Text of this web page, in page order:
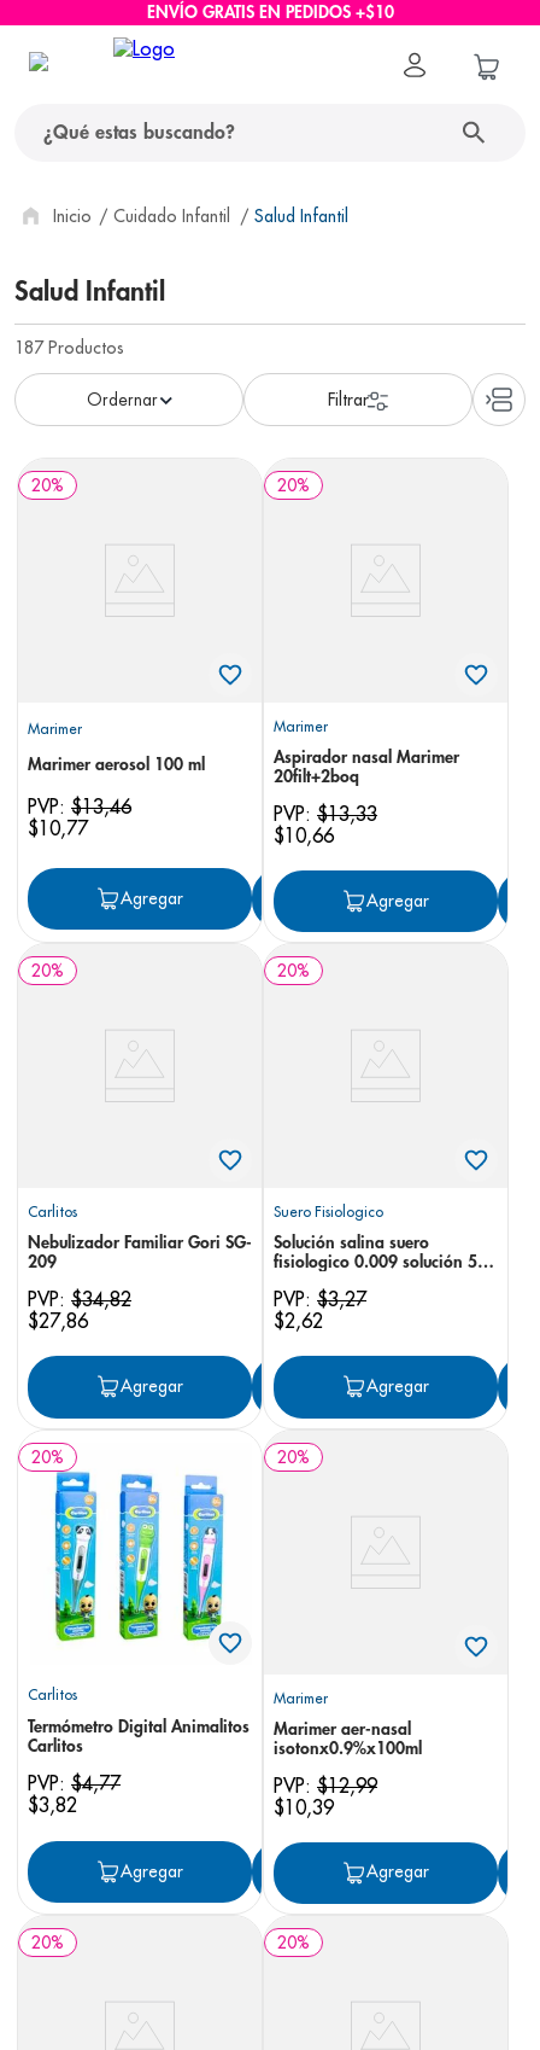
ENVÍO GRATIS EN PEDIDOS +$10
Cuidado Infantil Salud Infantil
Salud Infantil
187Productos
20%
Marimer
Marimer aerosol 100 ml
PVP: $13,46
$10,77
Agregar Agregar
20%
Marimer
Aspirador nasal Marimer
20filt+2boq
PVP: $13,33
$10,66
Agregar
20%
Carlitos
Nebulizador Familiar Gori SG-
209
PVP: $34,82
$27,86
Agregar Agregar
20%
Suero Fisiologico
Solución salina suero
fisiologico 0.009 solución 500
PVP: $3,27
$2,62
Agregar
20%
Carlitos
Termómetro Digital Animalitos
Carlitos
PVP: $4,77
$3,82
Agregar Agregar
20%
Marimer
Marimer aer-nasal
isotonx0.9%x100ml
PVP: $12,99
$10,39
Agregar
20% 20%
términos más buscados
3. eucerin
cerave
6
panolini